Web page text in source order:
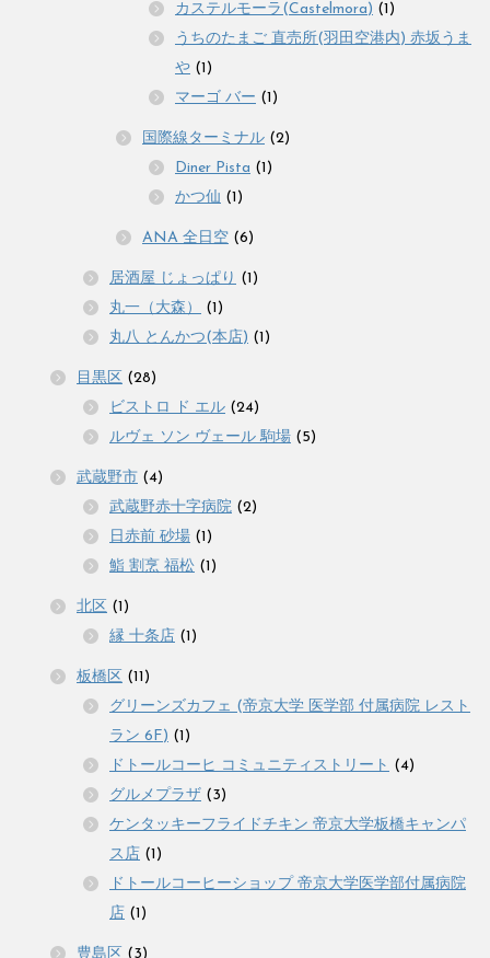
カステルモーラ(Castelmora) (1)
うちのたまご 直売所(羽田空港内) 赤坂うま
や (1)
マーゴ バー (1)
国際線ターミナル (2)
Diner Pista (1)
かつ仙 (1)
ANA 全日空 (6)
居酒屋 じょっぱり (1)
丸一（大森）
(1)
丸八 とんかつ(本店) (1)
目黒区 (28)
ビストロ ド エル (24)
ルヴェ ソン ヴェール 駒場 (5)
武蔵野市 (4)
武蔵野赤十字病院 (2)
日赤前 砂場 (1)
鮨 割烹 福松 (1)
北区 (1)
縁 十条店 (1)
板橋区 (11)
グリーンズカフェ (帝京大学 医学部 付属病院 レスト
ラン 6F) (1)
ドトールコーヒ コミュニティストリート (4)
グルメプラザ (3)
ケンタッキーフライドチキン 帝京大学板橋キャンパ
ス店 (1)
ドトールコーヒーショップ 帝京大学医学部付属病院
店 (1)
豊島区 (3)